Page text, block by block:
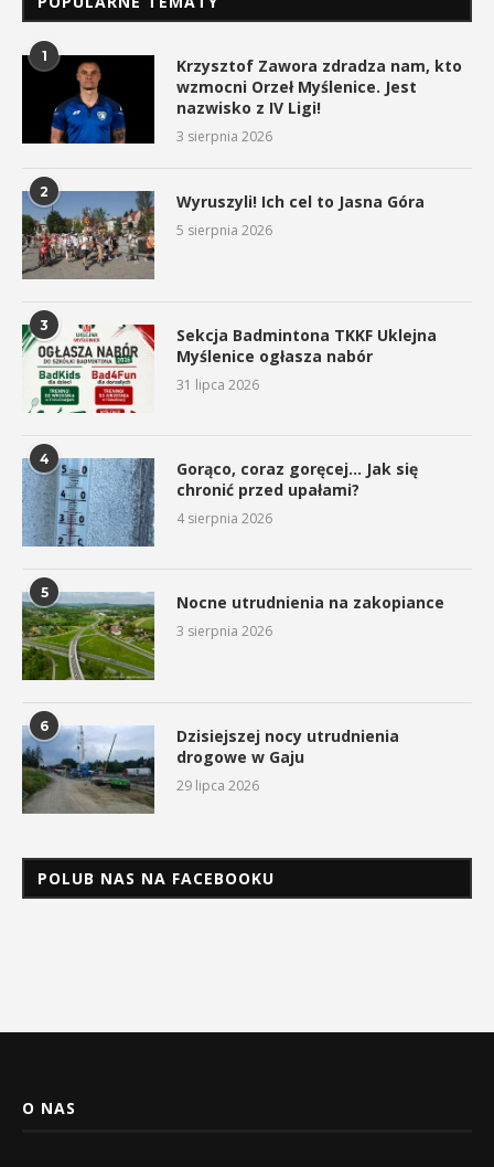
1
Krzysztof Zawora zdradza nam, kto
wzmocni Orzeł Myślenice. Jest
nazwisko z IV Ligi!
3 sierpnia 2026
2 Wyruszyli! Ich cel to Jasna Góra
5 sierpnia 2026
3
Sekcja Badmintona TKKF Uklejna
Myślenice ogłasza nabór
31 lipca 2026
4
Gorąco, coraz goręcej… Jak się
chronić przed upałami?
4 sierpnia 2026
5 Nocne utrudnienia na zakopiance
3 sierpnia 2026
6
Dzisiejszej nocy utrudnienia
drogowe w Gaju
29 lipca 2026
POLUB NAS NA FACEBOOKU
O NAS